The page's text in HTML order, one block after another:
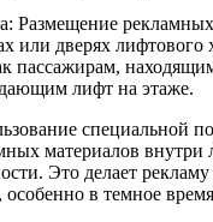
Размещение
или дверях лифтового
пассажирам,
лифт на этаже.
специальной
материалов внутри
Это делает рекламу
в темное